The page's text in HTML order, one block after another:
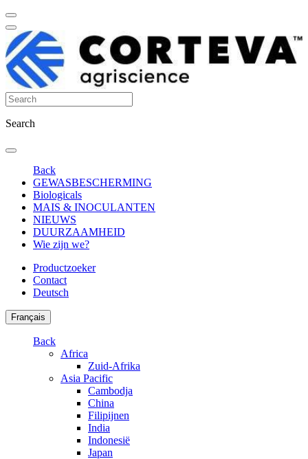
Search
Back
GEWASBESCHERMING
Biologicals
MAIS & INOCULANTEN
NIEUWS
DUURZAAMHEID
Wie zijn we?
Productzoeker
Contact
Deutsch
Français
Back
Africa
Zuid-Afrika
Asia Pacific
Cambodja
China
Filipijnen
India
Indonesië
Japan